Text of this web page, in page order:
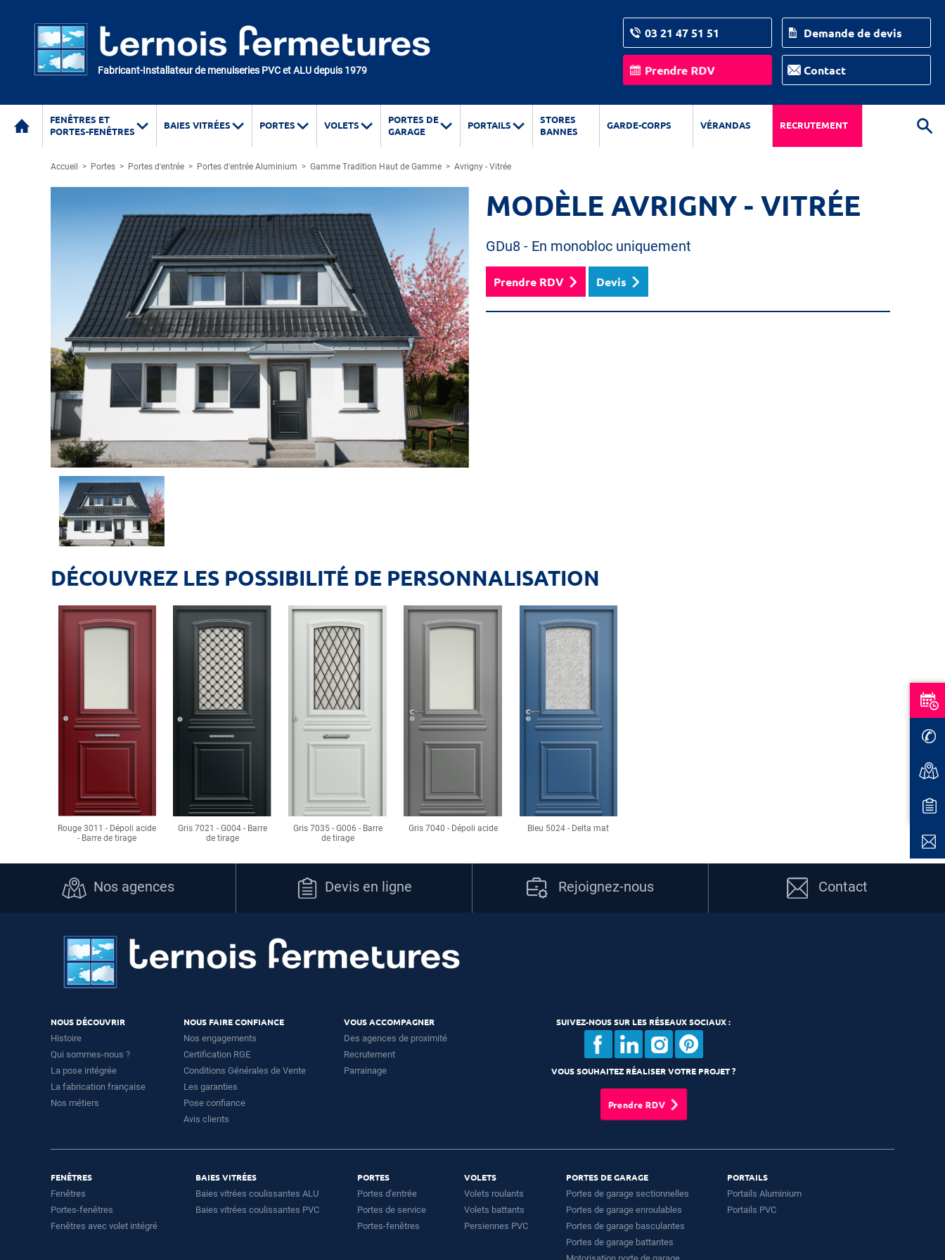
Fabricant-Installateur de menuiseries PVC et ALU depuis 1979
03 21 47 51 51 Demande de devis
Prendre RDV Contact
Accueil > Portes > Portes d'entrée > Portes d'entrée Aluminium > Gamme Tradition Haut de Gamme > Avrigny - Vitrée
FENÊTRES ET
PORTES-FENÊTRES
BAIES VITRÉES PORTES VOLETS
PORTES DE
GARAGE
PORTAILS
STORES
BANNES
GARDE-CORPS VÉRANDAS RECRUTEMENT
MODÈLE AVRIGNY - VITRÉE
GDu8 - En monobloc uniquement
Prendre RDV Devis
DÉCOUVREZ LES POSSIBILITÉ DE PERSONNALISATION
Rouge 3011 - Dépoli acide
- Barre de tirage
Gris 7021 - G004 - Barre
de tirage
Gris 7035 - G006 - Barre
de tirage
Gris 7040 - Dépoli acide Bleu 5024 - Delta mat
Nos agences Devis en ligne Rejoignez-nous Contact
NOUS DÉCOUVRIR
Histoire
Qui sommes-nous ?
La pose intégrée
La fabrication française
Nos métiers
NOUS FAIRE CONFIANCE
Nos engagements
Certification RGE
Conditions Générales de Vente
Les garanties
Pose confiance
Avis clients
VOUS ACCOMPAGNER
Des agences de proximité
Recrutement
Parrainage
SUIVEZ-NOUS SUR LES RÉSEAUX SOCIAUX :
VOUS SOUHAITEZ RÉALISER VOTRE PROJET ?
Prendre RDV
FENÊTRES
Fenêtres
Portes-fenêtres
Fenêtres avec volet intégré
BAIES VITRÉES
Baies vitrées coulissantes ALU
Baies vitrées coulissantes PVC
PORTES
Portes d'entrée
Portes de service
Portes-fenêtres
VOLETS
Volets roulants
Volets battants
Persiennes PVC
PORTES DE GARAGE
Portes de garage sectionnelles
Portes de garage enroulables
Portes de garage basculantes
Portes de garage battantes
PORTAILS
Portails Aluminium
Portails PVC